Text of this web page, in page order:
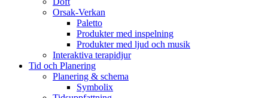
Orsak-Verkan
Paletto
Produkter med inspelning
Produkter med ljud och musik
Interaktiva terapidjur
Tid och Planering
Planering & schema
Symbolix